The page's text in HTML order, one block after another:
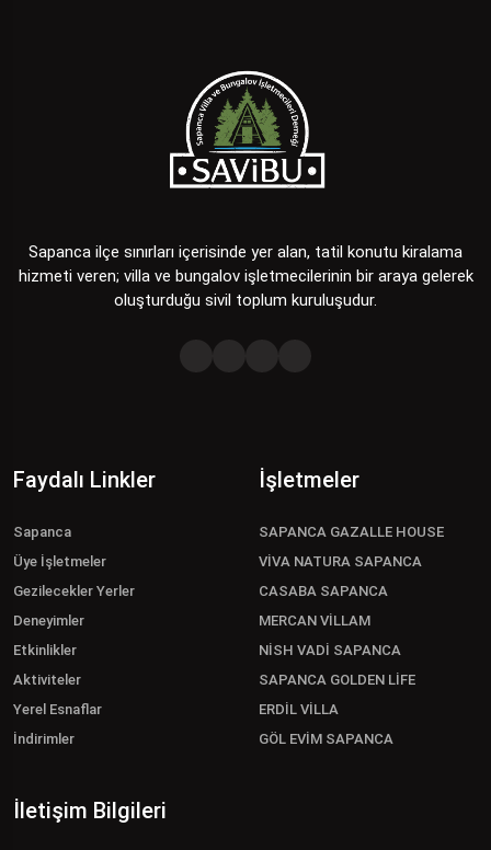
Sapanca ilçe sınırları içerisinde yer alan, tatil konutu kiralama
hizmeti veren; villa ve bungalov işletmecilerinin bir araya gelerek
oluşturduğu sivil toplum kuruluşudur.
Faydalı Linkler
Sapanca
Üye İşletmeler
Gezilecekler Yerler
Deneyimler
Etkinlikler
Aktiviteler
Yerel Esnaflar
İndirimler
İşletmeler
SAPANCA GAZALLE HOUSE
VİVA NATURA SAPANCA
CASABA SAPANCA
MERCAN VİLLAM
NİSH VADİ SAPANCA
SAPANCA GOLDEN LİFE
ERDİL VİLLA
GÖL EVİM SAPANCA
İletişim Bilgileri